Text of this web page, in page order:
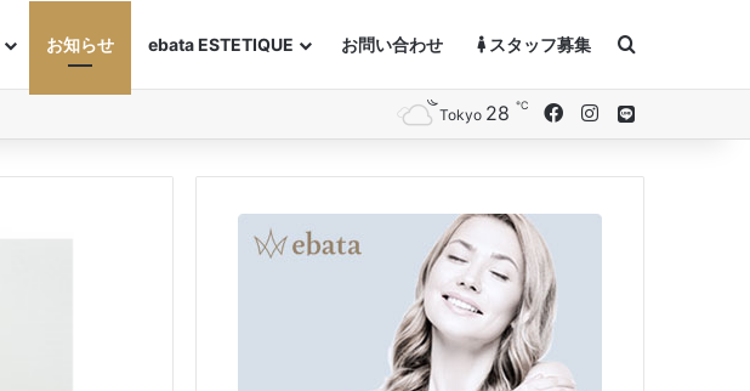
お知らせ ebata ESTETIQUE お問い合わせ スタッフ募集 Search for
Tokyo 28 ℃ FacebookInstagram